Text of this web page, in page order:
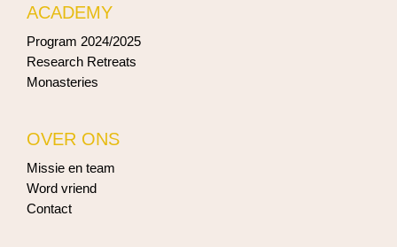
ACADEMY
Program 2024/2025
Research Retreats
Monasteries
OVER ONS
Missie en team
Word vriend
Contact